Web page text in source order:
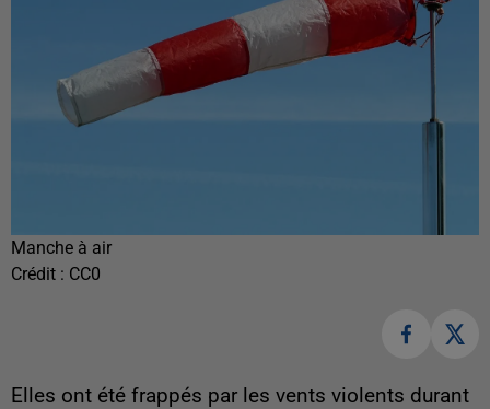
Manche à air
Crédit : CC0
Elles ont été frappés par les vents violents durant